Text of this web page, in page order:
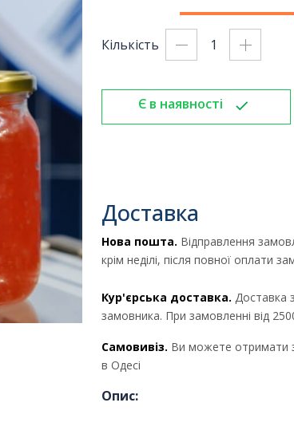
Кількість
Є в наявності
Доставка
Нова пошта. Відправлення
крім неділі, після повної оплати
Кур'єрська доставка. Доставка
замовника. При замовленні від
Самовивіз. Ви можете отримати
в Одесі
Опис:
комерційну
пропозицію
*:
бути від 3 до 25 символів!